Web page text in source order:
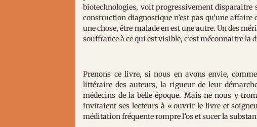
biotechnologies, voit progressivement
construction diagnostique n’est pas qu’une
une chose, être malade en est une autre. Un des
souffrance à ce qui est visible, c’est méconnaitre la
Prenons ce livre, si nous en avons envie,
littéraire des auteurs, la rigueur de leur
médecins de la belle époque. Mais ne nous y
invitaient ses lecteurs à « ouvrir le livre et
méditation fréquente rompre l’os et sucer la